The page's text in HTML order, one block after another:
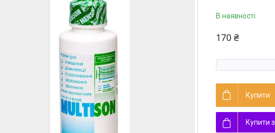
В наявності
170 ₴
Купити
Купити з